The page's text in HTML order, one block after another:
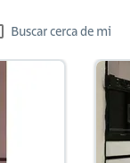
Buscar cerca de mi